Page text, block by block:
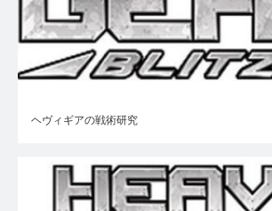
ヘヴィギアの戦術研究